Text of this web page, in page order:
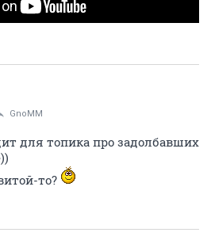
GnoMM
для топика про задолбавших
то?